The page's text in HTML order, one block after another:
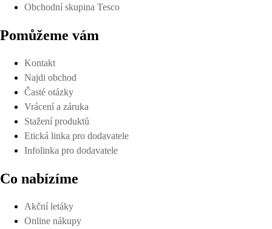
Obchodní skupina Tesco
Pomůžeme vám
Kontakt
Najdi obchod
Časté otázky
Vrácení a záruka
Stažení produktů
Etická linka pro dodavatele
Infolinka pro dodavatele
Co nabízíme
Akční letáky
Online nákupy